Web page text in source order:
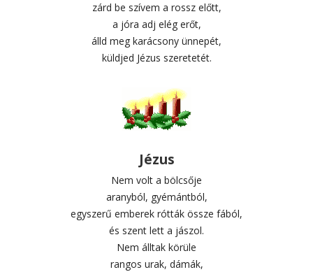
zárd be szívem a rossz előtt,
a jóra adj elég erőt,
álld meg karácsony ünnepét,
küldjed Jézus szeretetét.
Jézus
Nem volt a bölcsője
aranyból, gyémántból,
egyszerű emberek rótták össze fából,
és szent lett a jászol.
Nem álltak körüle
rangos urak, dámák,